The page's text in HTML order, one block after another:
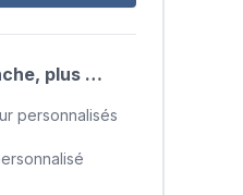
plus …
personnalisés